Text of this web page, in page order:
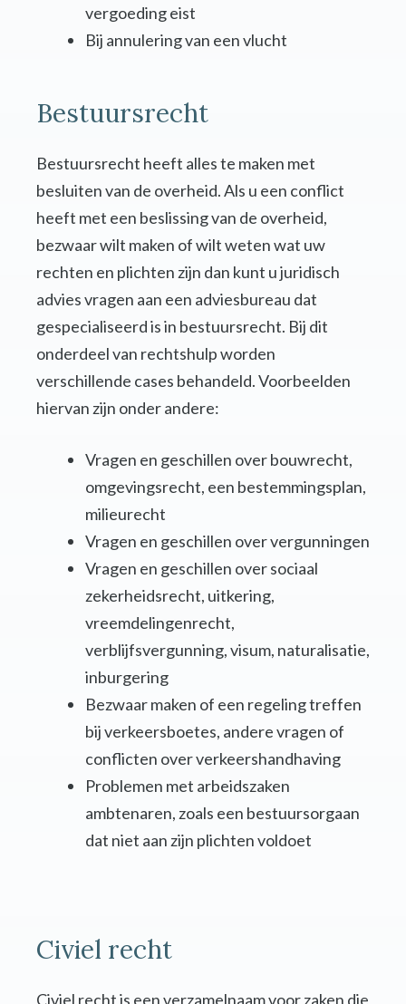
vergoeding eist
Bij annulering van een vlucht
Bestuursrecht
Bestuursrecht heeft alles te maken met
besluiten van de overheid. Als u een conflict
heeft met een beslissing van de overheid,
bezwaar wilt maken of wilt weten wat uw
rechten en plichten zijn dan kunt u juridisch
advies vragen aan een adviesbureau dat
gespecialiseerd is in bestuursrecht. Bij dit
onderdeel van rechtshulp worden
verschillende cases behandeld. Voorbeelden
hiervan zijn onder andere:
Vragen en geschillen over bouwrecht,
omgevingsrecht, een bestemmingsplan,
milieurecht
Vragen en geschillen over vergunningen
Vragen en geschillen over sociaal
zekerheidsrecht, uitkering,
vreemdelingenrecht,
verblijfsvergunning, visum, naturalisatie,
inburgering
Bezwaar maken of een regeling treffen
bij verkeersboetes, andere vragen of
conflicten over verkeershandhaving
Problemen met arbeidszaken
ambtenaren, zoals een bestuursorgaan
dat niet aan zijn plichten voldoet
Civiel recht
Civiel recht is een verzamelnaam voor zaken die